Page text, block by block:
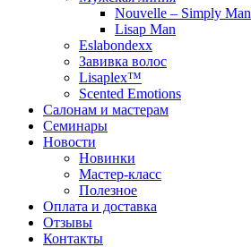
Nouvelle – Simply Man
Lisap Man
Eslabondexx
Завивка волос
Lisaplex™
Scented Emotions
Салонам и мастерам
Семинары
Новости
Новинки
Мастер-класс
Полезное
Оплата и доставка
Отзывы
Контакты